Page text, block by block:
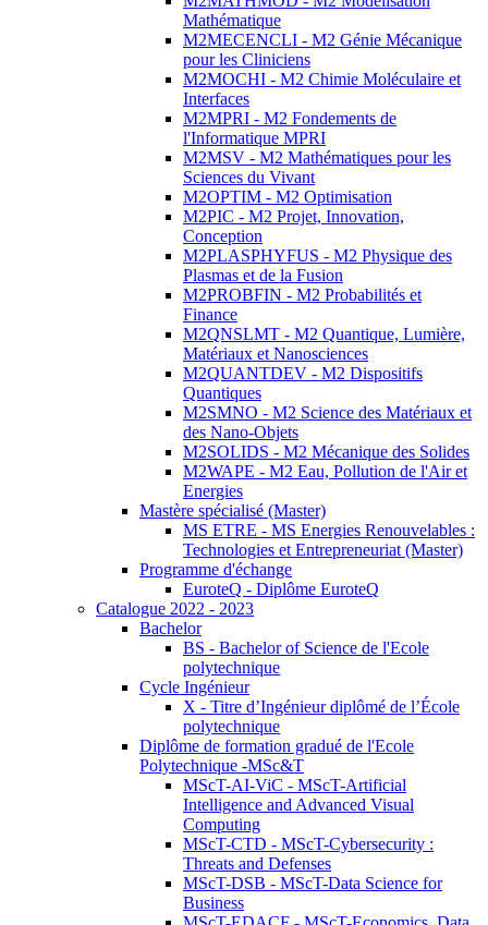
Mathématique
M2MECENCLI - M2 Génie Mécanique
pour les Cliniciens
M2MOCHI - M2 Chimie Moléculaire et
Interfaces
M2MPRI - M2 Fondements de
l'Informatique MPRI
M2MSV - M2 Mathématiques pour les
Sciences du Vivant
M2OPTIM - M2 Optimisation
M2PIC - M2 Projet, Innovation,
Conception
M2PLASPHYFUS - M2 Physique des
Plasmas et de la Fusion
M2PROBFIN - M2 Probabilités et
Finance
M2QNSLMT - M2 Quantique, Lumière,
Matériaux et Nanosciences
M2QUANTDEV - M2 Dispositifs
Quantiques
M2SMNO - M2 Science des Matériaux et
des Nano-Objets
M2SOLIDS - M2 Mécanique des Solides
M2WAPE - M2 Eau, Pollution de l'Air et
Energies
Mastère spécialisé (Master)
MS ETRE - MS Energies Renouvelables :
Technologies et Entrepreneuriat (Master)
Programme d'échange
EuroteQ - Diplôme EuroteQ
Catalogue 2022 - 2023
Bachelor
BS - Bachelor of Science de l'Ecole
polytechnique
Cycle Ingénieur
X - Titre d’Ingénieur diplômé de l’École
polytechnique
Diplôme de formation gradué de l'Ecole
Polytechnique -MSc&T
MScT-AI-ViC - MScT-Artificial
Intelligence and Advanced Visual
Computing
MScT-CTD - MScT-Cybersecurity :
Threats and Defenses
MScT-DSB - MScT-Data Science for
Business